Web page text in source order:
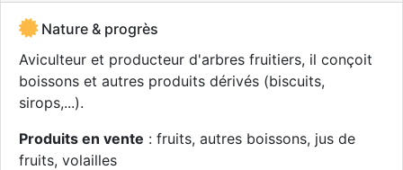
Nature & progrès
Aviculteur et producteur d'arbres fruitiers, il conçoit
boissons et autres produits dérivés (biscuits,
sirops,...).
Produits en vente : fruits, autres boissons, jus de
fruits, volailles